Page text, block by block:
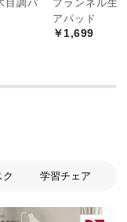
目調パ
フランネル生
アパッド
￥1,699
学習チェア